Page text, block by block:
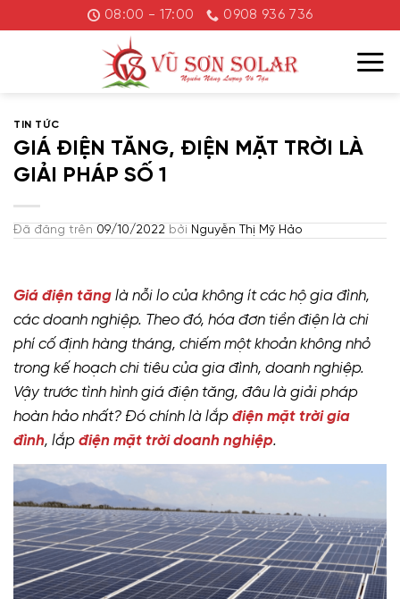
đến
08:00 - 17:00 0908 936 736
TIN TỨC
GIÁ ĐIỆN TĂNG, ĐIỆN MẶT TRỜI LÀ
GIẢI PHÁP SỐ 1
Đã đăng trên 09/10/2022 bởi Nguyễn Thị Mỹ Hảo
Giá điện tăng là nỗi lo của không ít các hộ gia đình,
các doanh nghiệp. Theo đó, hóa đơn tiền điện là chi
phí cố định hàng tháng, chiếm một khoản không nhỏ
trong kế hoạch chi tiêu của gia đình, doanh nghiệp.
Vậy trước tình hình giá điện tăng, đâu là giải pháp
hoàn hảo nhất? Đó chính là lắp điện mặt trời gia
đình, lắp điện mặt trời doanh nghiệp.